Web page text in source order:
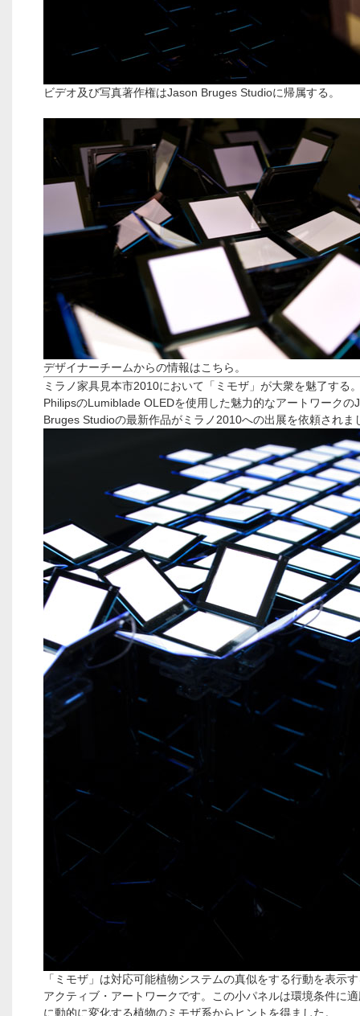
ビデオ及び写真著作権はJason Bruges Studioに帰属する。
デザイナーチームからの情報はこちら。
ミラノ家具見本市2010において「ミモザ」が大衆を魅了する
PhilipsのLumiblade OLEDを使用した魅力的なアートワークの
Bruges Studioの最新作品がミラノ2010への出展を依頼されま
「ミモザ」は対応可能植物システムの真似をする行動を表示
アクティブ・アートワークです。この小パネルは環境条件に
に動的に変化する植物のミモザ系からヒントを得ました。